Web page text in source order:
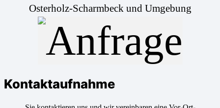
Osterholz-Scharmbeck und Umgebung
Kontaktaufnahme